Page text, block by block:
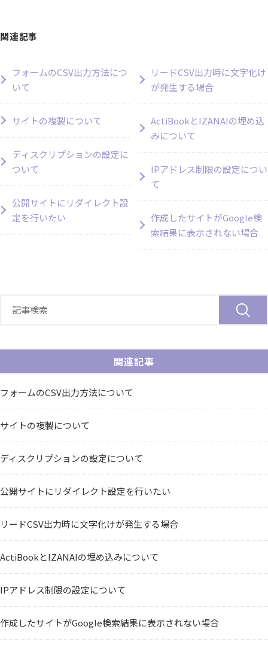
関連記事
フォームのCSV出力方法につ
いて
サイトの複製について
ディスクリプションの設定に
ついて
公開サイトにリダイレクト設
定を行いたい
リードCSV出力時に文字化け
が発生する場合
ActiBookとIZANAIの埋め込
みについて
IPアドレス制限の設定につい
て
作成したサイトがGoogle検
索結果に表示されない場合
関連記事
フォームのCSV出力方法について
サイトの複製について
ディスクリプションの設定について
公開サイトにリダイレクト設定を行いたい
リードCSV出力時に文字化けが発生する場合
ActiBookとIZANAIの埋め込みについて
IPアドレス制限の設定について
作成したサイトがGoogle検索結果に表示されない場合